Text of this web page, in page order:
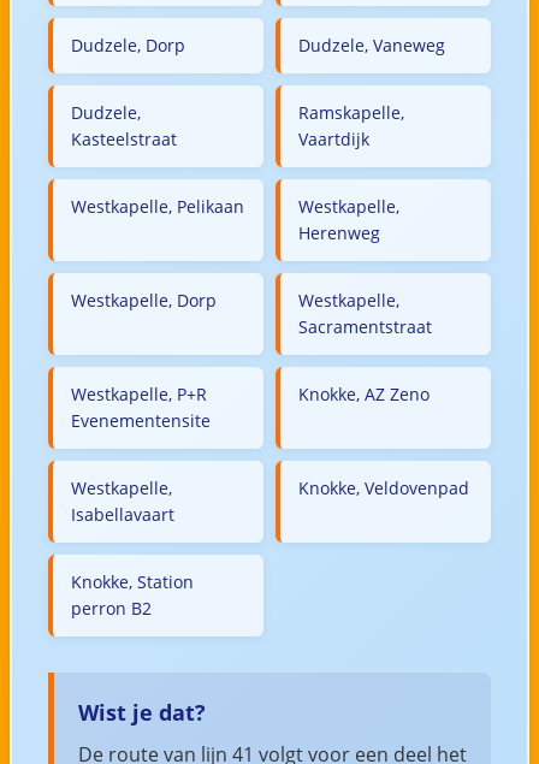
Dudzele, Dorp Dudzele, Vaneweg
Dudzele,
Kasteelstraat
Ramskapelle,
Vaartdijk
Westkapelle, Pelikaan
Westkapelle,
Herenweg
Westkapelle, Dorp
Westkapelle,
Sacramentstraat
Westkapelle, P+R
Evenementensite
Knokke, AZ Zeno
Westkapelle,
Isabellavaart
Knokke, Veldovenpad
Knokke, Station
perron B2
Wist je dat?
De route van lijn 41 volgt voor een deel het